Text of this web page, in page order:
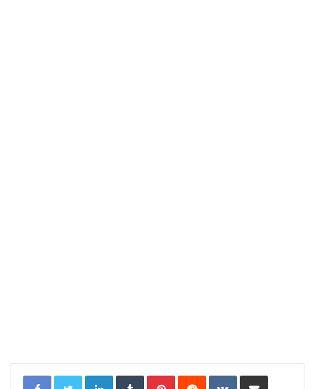
LinkedInTumblrPinterestReddit VKontakteCompartir por correo